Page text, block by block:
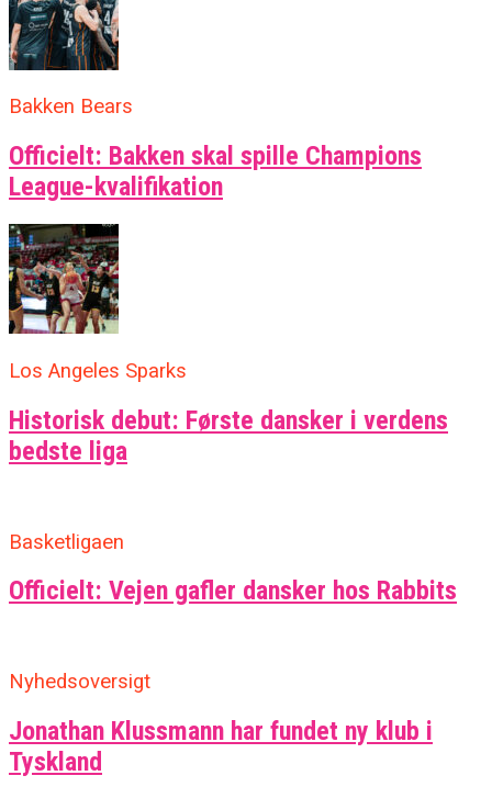
Bakken Bears
Officielt: Bakken skal spille Champions
League-kvalifikation
Los Angeles Sparks
Historisk debut: Første dansker i verdens
bedste liga
Basketligaen
Officielt: Vejen gafler dansker hos Rabbits
Nyhedsoversigt
Jonathan Klussmann har fundet ny klub i
Tyskland